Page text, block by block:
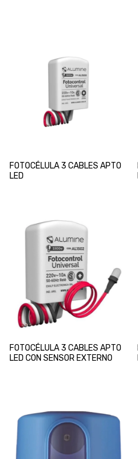
FOTOCÉLULA 3 CABLES APTO
LED
FOTOCÉLULA 3 CABLES APTO
LED CON SENSOR EXTERNO